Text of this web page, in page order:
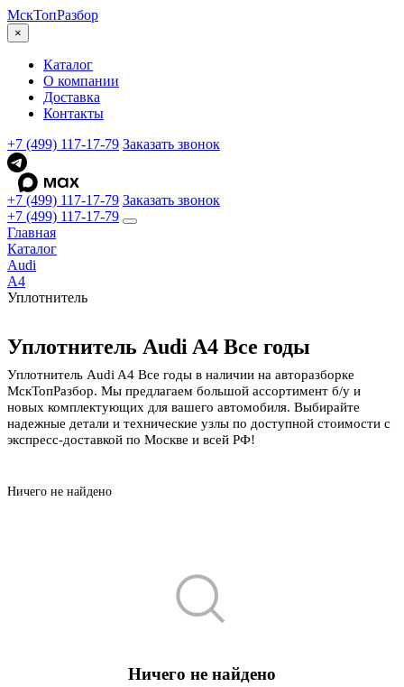
МскТопРазбор
×
Каталог
О компании
Доставка
Контакты
+7 (499) 117-17-79 Заказать звонок
+7 (499) 117-17-79 Заказать звонок
+7 (499) 117-17-79
Главная
Каталог
Audi
A4
Уплотнитель
Уплотнитель Audi A4 Все годы
Уплотнитель Audi A4 Все годы в наличии на авторазборке
МскТопРазбор. Мы предлагаем большой ассортимент б/у и
новых комплектующих для вашего автомобиля. Выбирайте
надежные детали и технические узлы по доступной стоимости с
экспресс-доставкой по Москве и всей РФ!
Ничего не найдено
Ничего не найдено